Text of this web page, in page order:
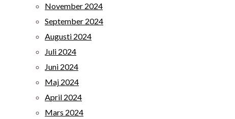
November 2024
September 2024
Augusti 2024
Juli 2024
Juni 2024
Maj 2024
April 2024
Mars 2024